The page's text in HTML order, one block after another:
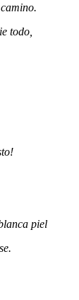
todo,
piel